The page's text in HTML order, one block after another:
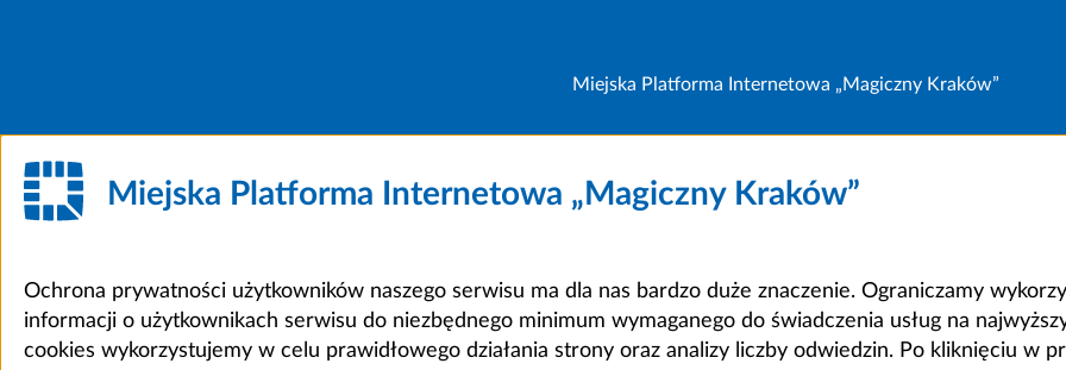
Miejska Platforma Internetowa „Magiczny Kraków”
Miejska Platforma Internetowa „Magiczny Kraków”
Ochrona prywatności użytkowników naszego serwisu ma dla nas bardzo duże znaczenie. Ograniczamy
informacji o użytkownikach serwisu do niezbędnego minimum wymaganego do świadczenia usług na
cookies wykorzystujemy w celu prawidłowego działania strony oraz analizy liczby odwiedzin. Po kliknięciu w